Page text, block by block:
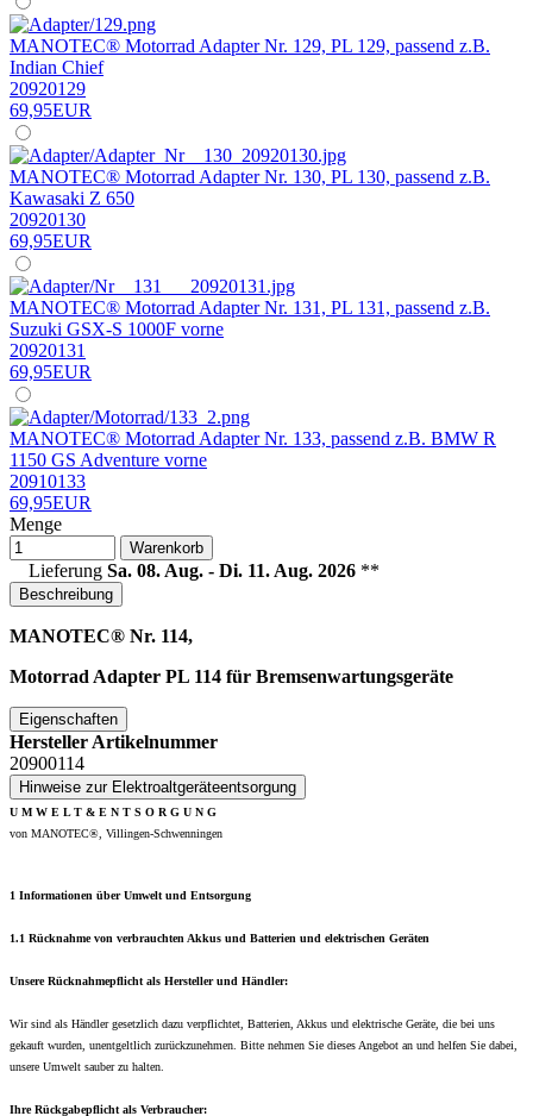
MANOTEC® Motorrad Adapter Nr. 129, PL 129, passend z.B.
Indian Chief
20920129
69,95EUR
MANOTEC® Motorrad Adapter Nr. 130, PL 130, passend z.B.
Kawasaki Z 650
20920130
69,95EUR
MANOTEC® Motorrad Adapter Nr. 131, PL 131, passend z.B.
Suzuki GSX-S 1000F vorne
20920131
69,95EUR
MANOTEC® Motorrad Adapter Nr. 133, passend z.B. BMW R
1150 GS Adventure vorne
20910133
69,95EUR
Menge
Warenkorb
Lieferung Sa. 08. Aug. - Di. 11. Aug. 2026 **
Beschreibung
MANOTEC® Nr. 114,
Motorrad Adapter PL 114 für Bremsenwartungsgeräte
Eigenschaften
Hersteller Artikelnummer
20900114
Hinweise zur Elektroaltgeräteentsorgung
U M W E L T & E N T S O R G U N G
von MANOTEC®, Villingen-Schwenningen
1 Informationen über Umwelt und Entsorgung
1.1 Rücknahme von verbrauchten Akkus und Batterien und elektrischen Geräten
Unsere Rücknahmepflicht als Hersteller und Händler:
Wir sind als Händler gesetzlich dazu verpflichtet, Batterien, Akkus und elektrische Geräte, die bei uns
gekauft wurden, unentgeltlich zurückzunehmen. Bitte nehmen Sie dieses Angebot an und helfen Sie dabei,
unsere Umwelt sauber zu halten.
Ihre Rückgabepflicht als Verbraucher: